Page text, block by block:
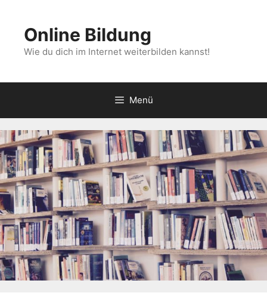
springenOnline Bildung
Wie du dich im Internet weiterbilden kannst!
Menü